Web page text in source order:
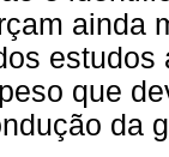
ainda
que
da